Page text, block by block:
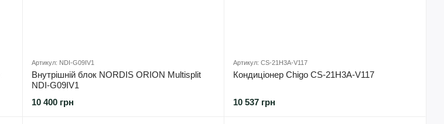
Артикул: NDI-G09IV1
Внутрішній блок NORDIS ORION Multisplit
NDI-G09IV1
10 400 грн
Артикул: CS-21H3A-V117
Кондиціонер Chigo CS-21H3A-V117
10 537 грн